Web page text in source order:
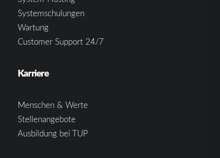
Systemschulungen
Wartung
Customer Support 24/7
Karriere
Menschen & Werte
Stellenangebote
Ausbildung bei TUP